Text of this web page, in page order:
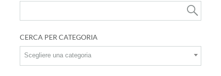
CERCA PER CATEGORIA
Scegliere una categoria